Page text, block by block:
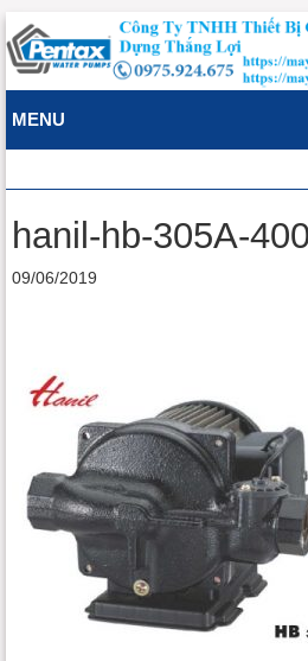
MENU
hanil-hb-305A-
09/06/2019